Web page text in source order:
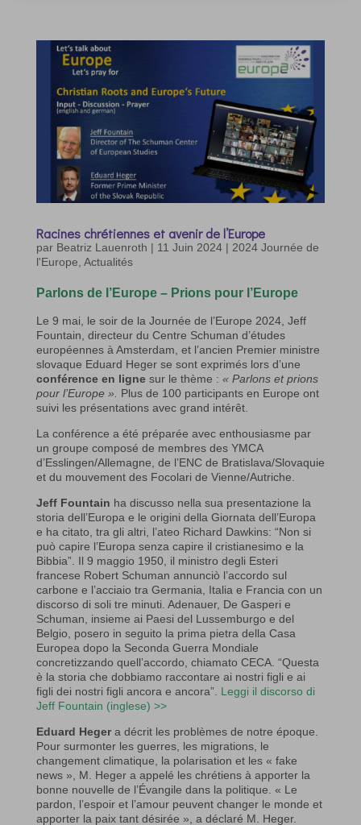
Racines chrétiennes et avenir de l’Europe
par Beatriz Lauenroth | 11 Juin 2024| 2024 Journée de
l'Europe Actualités
Parlons de l’Europe – Prions pour l’Europe
Le 9 mai, le soir de la Journée de l’Europe 2024, Jeff
Fountain, directeur du Centre Schuman d’études
européennes à Amsterdam, et l’ancien Premier ministre
slovaque Eduard Heger se sont exprimés lors d’une
conférence en lignesur le thème : « Parlons et prions
pour l’Europe ». Plus de 100 participants en Europe ont
suivi les présentations avec grand intérêt.
La conférence a été préparée avec enthousiasme par
un groupe composé de membres des YMCA
d’Esslingen/Allemagne, de l’ENC de Bratislava/Slovaquie
et du mouvement des Focolari de Vienne/Autriche.
Jeff Fountain ha discusso nella sua presentazione la
storia dell’Europa e le origini della Giornata dell’Europa
e ha citato, tra gli altri, l’ateo Richard Dawkins: “Non si
può capire l’Europa senza capire il cristianesimo e la
Bibbia”. Il 9 maggio 1950, il ministro degli Esteri
francese Robert Schuman annunciò l’accordo sul
carbone e l’acciaio tra Germania, Italia e Francia con un
discorso di soli tre minuti. Adenauer, De Gasperi e
Schuman, insieme ai Paesi del Lussemburgo e del
Belgio, posero in seguito la prima pietra della Casa
Europea dopo la Seconda Guerra Mondiale
concretizzando quell’accordo, chiamato CECA. “Questa
è la storia che dobbiamo raccontare ai nostri figli e ai
figli dei nostri figli ancora e ancora”. Leggi il discorso di
Jeff Fountain (inglese) >>
Eduard Hegera décrit les problèmes de notre époque.
Pour surmonter les guerres, les migrations, le
changement climatique, la polarisation et les « fake
news », M. Heger a appelé les chrétiens à apporter la
bonne nouvelle de l’Évangile dans la politique. « Le
pardon, l’espoir et l’amour peuvent changer le monde et
apporter la paix tant désirée », a déclaré M. Heger.